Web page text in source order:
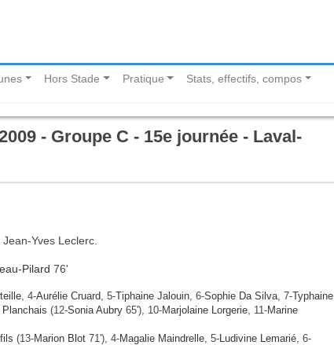
Hors Stade Pratique Stats, effectifs, compos
- Groupe C - 15e journée - Laval-
Yves Leclerc.
Pilard 76'
, 4-Aurélie Cruard , 5-Tiphaine Jalouin , 6-Sophie Da Silva , 7-Typhaine
(12-Sonia Aubry 65'), 10-Marjolaine Lorgerie , 11-Marine
(13-Marion Blot 71'), 4-Magalie Maindrelle , 5- Ludivine Lemarié , 6-